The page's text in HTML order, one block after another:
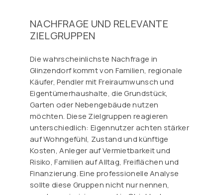
NACHFRAGE UND RELEVANTE
ZIELGRUPPEN
Die wahrscheinlichste Nachfrage in
Glinzendorf kommt von Familien, regionale
Käufer, Pendler mit Freiraumwunsch und
Eigentümerhaushalte, die Grundstück,
Garten oder Nebengebäude nutzen
möchten. Diese Zielgruppen reagieren
unterschiedlich: Eigennutzer achten stärker
auf Wohngefühl, Zustand und künftige
Kosten, Anleger auf Vermietbarkeit und
Risiko, Familien auf Alltag, Freiflächen und
Finanzierung. Eine professionelle Analyse
sollte diese Gruppen nicht nur nennen,